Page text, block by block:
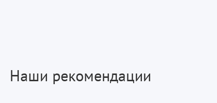
Наши рекомендации